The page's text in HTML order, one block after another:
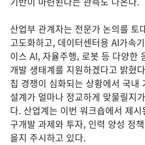
산업부 관계자는 전문가 논의를 토
고도화하고, 데이터센터용 AI가속
이스 AI, 자율주행, 로봇 등 다양한
개발 생태계를 지원하겠다고 밝혔
칩 경쟁이 심화되는 상황에서 국내
설계가 얼마나 정교하게 맞물릴지
다. 산업계는 이번 워크숍에서 제
구개발 과제와 투자, 인력 양성 정
을지 주시하고 있다.